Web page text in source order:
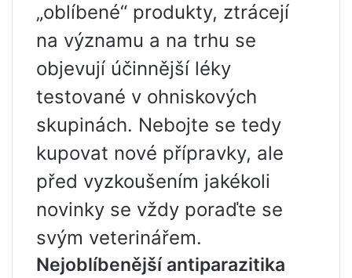
„oblíbené“ produkty, ztrácejí
na významu a na trhu se
objevují účinnější léky
testované v ohniskových
skupinách. Nebojte se tedy
kupovat nové přípravky, ale
před vyzkoušením jakékoli
novinky se vždy poraďte se
svým veterinářem.
Nejoblíbenější antiparazitika